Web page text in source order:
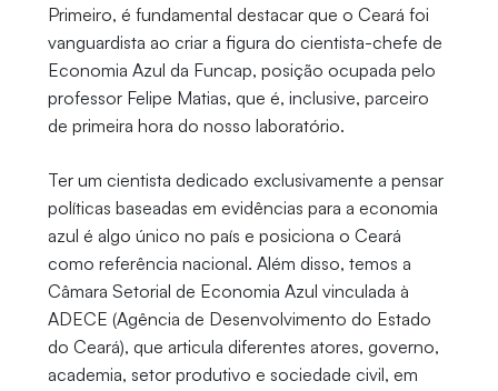
Primeiro, é fundamental destacar que o Ceará foi
vanguardista ao criar a figura do cientista-chefe de
Economia Azul da Funcap, posição ocupada pelo
professor Felipe Matias, que é, inclusive, parceiro
de primeira hora do nosso laboratório.
Ter um cientista dedicado exclusivamente a pensar
políticas baseadas em evidências para a economia
azul é algo único no país e posiciona o Ceará
como referência nacional. Além disso, temos a
Câmara Setorial de Economia Azul vinculada à
ADECE (Agência de Desenvolvimento do Estado
do Ceará), que articula diferentes atores, governo,
academia, setor produtivo e sociedade civil, em